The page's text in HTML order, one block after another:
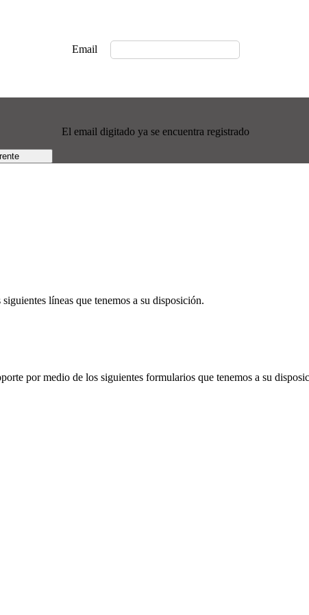
Email
El email digitado ya se encuentra registrado
líneas que tenemos a su disposición.
por medio de los siguientes formularios que tenemos a su